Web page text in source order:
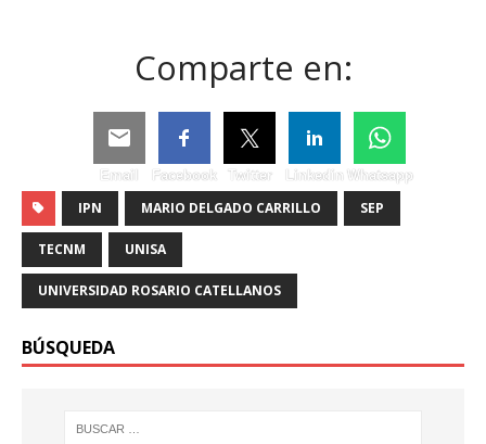
Comparte en:
Email Facebook Twitter Linkedin Whatsapp
IPN MARIO DELGADO CARRILLO SEP
TECNM UNISA
UNIVERSIDAD ROSARIO CATELLANOS
BÚSQUEDA